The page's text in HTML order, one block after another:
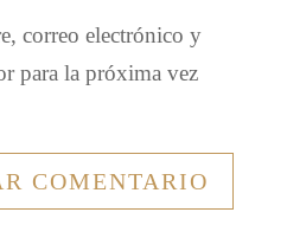
correo electrónico y
para la próxima vez